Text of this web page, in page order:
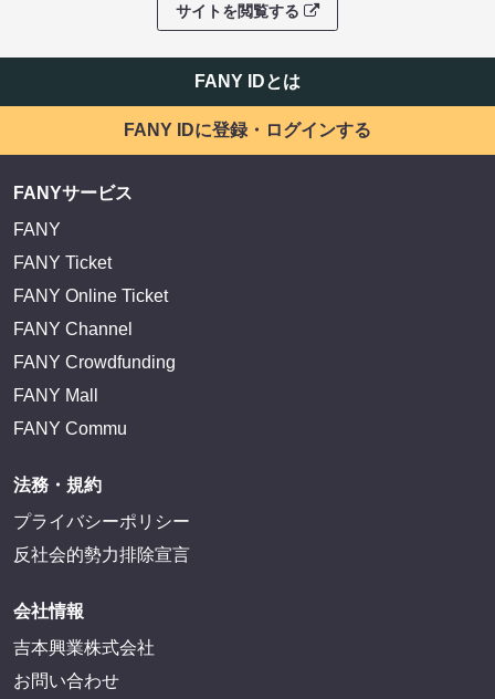
サイトを閲覧する
FANY IDとは
FANY IDに登録・ログインする
FANYサービス
FANY
FANY Ticket
FANY Online Ticket
FANY Channel
FANY Crowdfunding
FANY Mall
FANY Commu
法務・規約
プライバシーポリシー
反社会的勢力排除宣言
会社情報
吉本興業株式会社
お問い合わせ